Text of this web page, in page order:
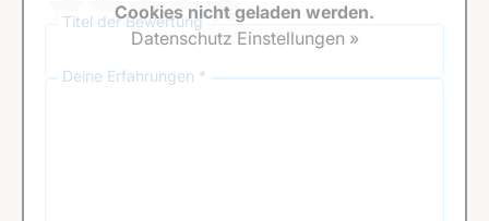
Titel der Bewertung
Deine Erfahrungen *
Cookies nicht geladen werden.
Datenschutz Einstellungen »